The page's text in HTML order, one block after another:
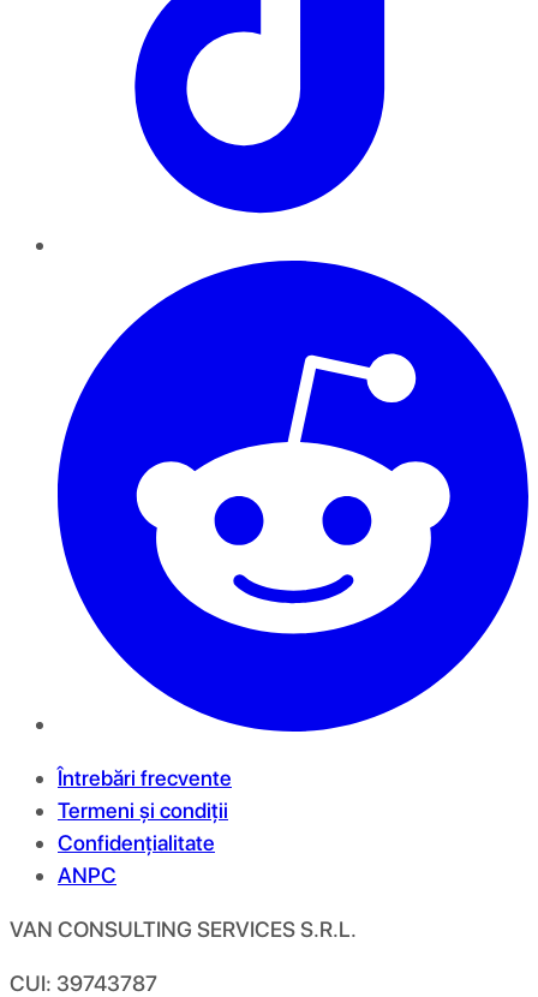
Întrebări frecvente
Termeni și condiții
Confidențialitate
ANPC
VAN CONSULTING SERVICES S.R.L.
CUI: 39743787